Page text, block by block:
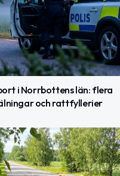
i Norrbottens län: flera
och rattfyllerier